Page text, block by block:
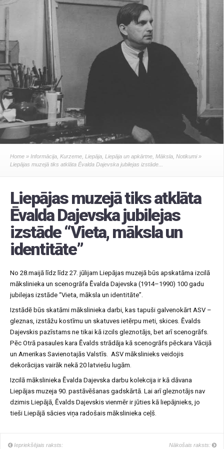
Home » Informācija Kurzeme Liepāja Liepāja un apkārtne Māksla Notikumi»
Liepājas muzejā tiks atklāta Ēvalda Dajevska jubilejas izstāde...
Liepājas muzejā tiks atklāta
Ēvalda Dajevska jubilejas
izstāde “Vieta, māksla un
identitāte”
No 28.maijā līdz līdz 27. jūlijam Liepājas muzejā būs apskatāma izcilā
mākslinieka un scenogrāfa Ēvalda Dajevska (1914–1990) 100 gadu
jubilejas izstāde “Vieta, māksla un identitāte”.
Izstādē būs skatāmi mākslinieka darbi, kas tapuši galvenokārt ASV –
gleznas, izstāžu kostīmu un skatuves ietērpu meti, skices. Ēvalds
Dajevskis pazīstams ne tikai kā izcils gleznotājs, bet arī scenogrāfs.
Pēc Otrā pasaules kara Ēvalds strādāja kā scenogrāfs pēckara Vācijā
un Amerikas Savienotajās Valstīs. ASV mākslinieks veidojis
dekorācijas vairāk nekā 20 latviešu lugām.
Izcilā mākslinieka Ēvalda Dajevska darbu kolekcija ir kā dāvana
Liepājas muzeja 90. pastāvēšanas gadskārtā. Lai arī gleznotājs nav
dzimis Liepājā, Ēvalds Dajevskis vienmēr ir jūties kā liepājnieks, jo
tieši Liepājā sācies viņa radošais mākslinieka ceļš.
Iepriekšējais raksts: Nākošais raksts: